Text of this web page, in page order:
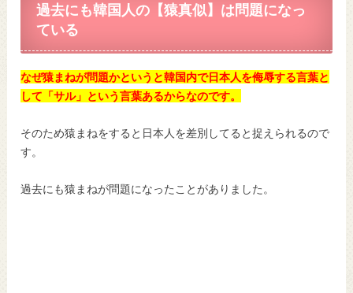
過去にも韓国人の【猿真似】は問題になっ
ている
なぜ猿まねが問題かというと韓国内で日本人を侮辱する言葉と
して「サル」という言葉あるからなのです。
そのため猿まねをすると日本人を差別してると捉えられるので
す。
過去にも猿まねが問題になったことがありました。